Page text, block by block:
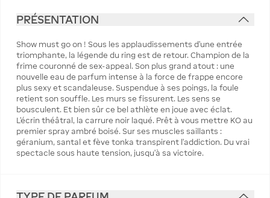
PRÉSENTATION
Show must go on ! Sous les applaudissements d’une entrée
triomphante, la légende du ring est de retour. Champion de la
frime couronné de sex-appeal. Son plus grand atout : une
nouvelle eau de parfum intense à la force de frappe encore
plus sexy et scandaleuse. Suspendue à ses poings, la foule
retient son souffle. Les murs se fissurent. Les sens se
bousculent. Et bien sûr ce bel athlète en joue avec éclat.
L’écrin théâtral, la carrure noir laqué. Prêt à vous mettre KO au
premier spray ambré boisé. Sur ses muscles saillants :
géranium, santal et fève tonka transpirent l’addiction. Du vrai
spectacle sous haute tension, jusqu’à sa victoire.